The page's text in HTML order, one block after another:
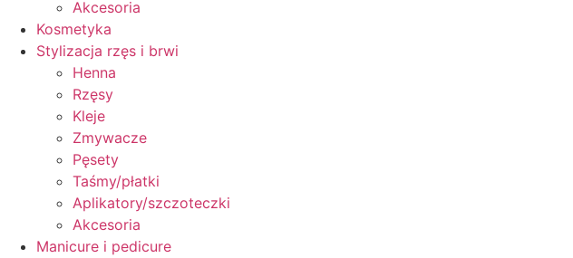
Akcesoria
Kosmetyka
Stylizacja rzęs i brwi
Henna
Rzęsy
Kleje
Zmywacze
Pęsety
Taśmy/płatki
Aplikatory/szczoteczki
Akcesoria
Manicure i pedicure